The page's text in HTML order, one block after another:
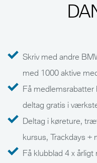
Skriv med andre
med 1000 aktive
Få medlemsrabatter
deltag gratis i
Deltag i køreture,
kursus, Trackdays +
Få klubblad 4 x